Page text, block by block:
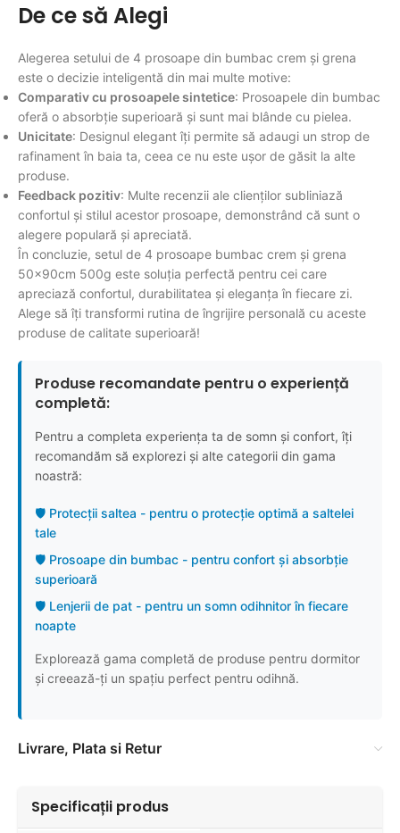
De ce să Alegi
Alegerea setului de 4 prosoape din bumbac crem și grena
este o decizie inteligentă din mai multe motive:
Comparativ cu prosoapele sintetice: Prosoapele din bumbac
oferă o absorbție superioară și sunt mai blânde cu pielea.
Unicitate: Designul elegant îți permite să adaugi un strop de
rafinament în baia ta, ceea ce nu este ușor de găsit la alte
produse.
Feedback pozitiv: Multe recenzii ale clienților subliniază
confortul și stilul acestor prosoape, demonstrând că sunt o
alegere populară și apreciată.
În concluzie, setul de 4 prosoape bumbac crem și grena
50x90cm 500g este soluția perfectă pentru cei care
apreciază confortul, durabilitatea și eleganța în fiecare zi.
Alege să îți transformi rutina de îngrijire personală cu aceste
produse de calitate superioară!
Produse recomandate pentru o experiență
completă:
Pentru a completa experiența ta de somn și confort, îți
recomandăm să explorezi și alte categorii din gama
noastră:
🛡️ Protecții saltea - pentru o protecție optimă a saltelei
tale
🛡️ Prosoape din bumbac - pentru confort și absorbție
superioară
🛡️ Lenjerii de pat - pentru un somn odihnitor în fiecare
noapte
Explorează gama completă de produse pentru dormitor
și creează-ți un spațiu perfect pentru odihnă.
Livrare, Plata si Retur
Specificații produs